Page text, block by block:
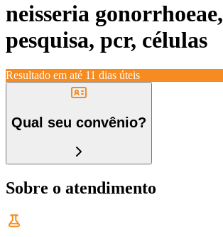
neisseria gonorrhoeae,
pesquisa, pcr, células
Resultado em até 11 dias úteis
Qual seu convênio?
Sobre o atendimento